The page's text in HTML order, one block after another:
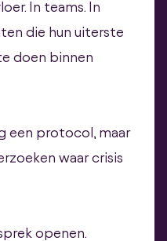
In teams. In
die hun uiterste
doen binnen
een protocol, maar
waar crisis
openen.